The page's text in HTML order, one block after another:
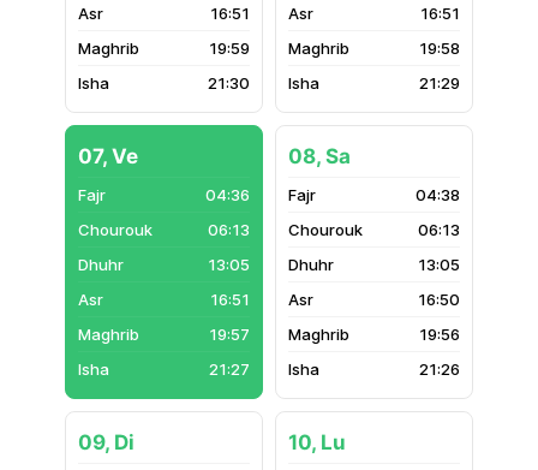
16:51
19:59
21:30
16:51
19:58
21:29
07, Ve
04:36
06:13
13:05
16:51
19:57
21:27
08, Sa
04:38
06:13
13:05
16:50
19:56
21:26
09, Di 10, Lu